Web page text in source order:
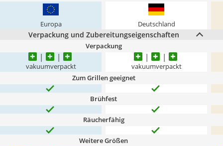
Europa Deutschland
Verpackung und Zubereitungseigenschaften
Verpackung
vakuumverpackt vakuumverpackt
Zum Grillen geeignet
Brühfest
Räucherfähig
Weitere Größen